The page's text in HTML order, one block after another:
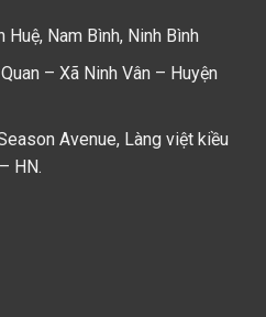
Nam Bình, Ninh Bình
– Xã Ninh Vân – Huyện
Avenue, Làng việt kiều
HN.